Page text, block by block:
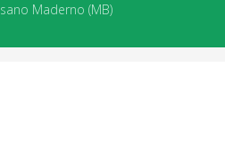
Maderno (MB)